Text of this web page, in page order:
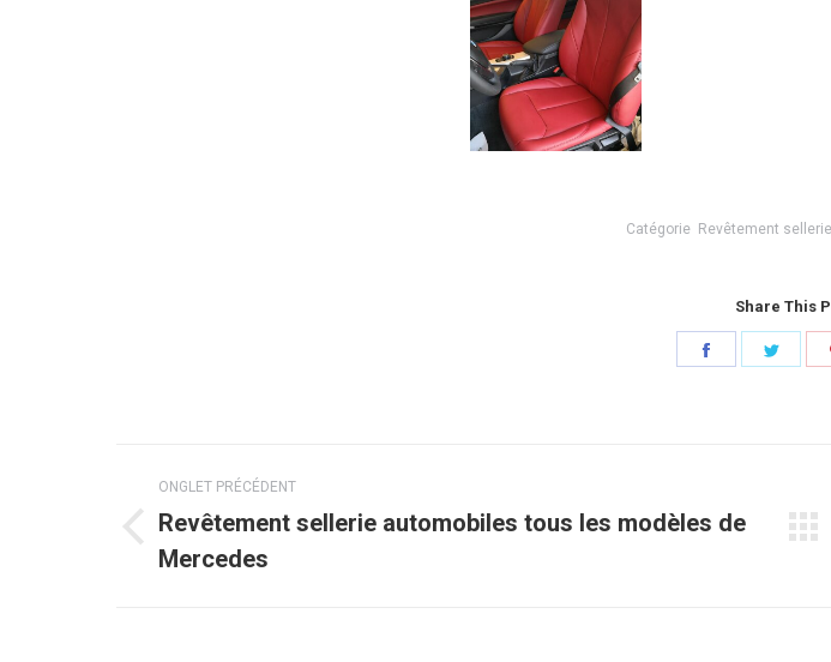
Catégorie Revêtement
Share This
commentaire
ONGLET PRÉCÉDENT
Onglet
précédent
Revêtement sellerie automobiles tous les modèles de
Mercedes